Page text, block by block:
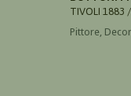
TIVOLI 1883
Pittore,